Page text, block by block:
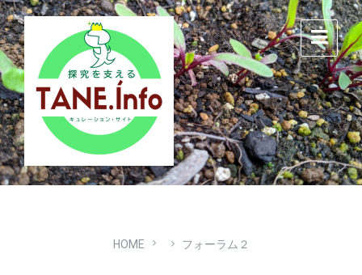
Skip
to
content
Skip
to
main
navigation
Skip
to
footer
HOME フォーラム２